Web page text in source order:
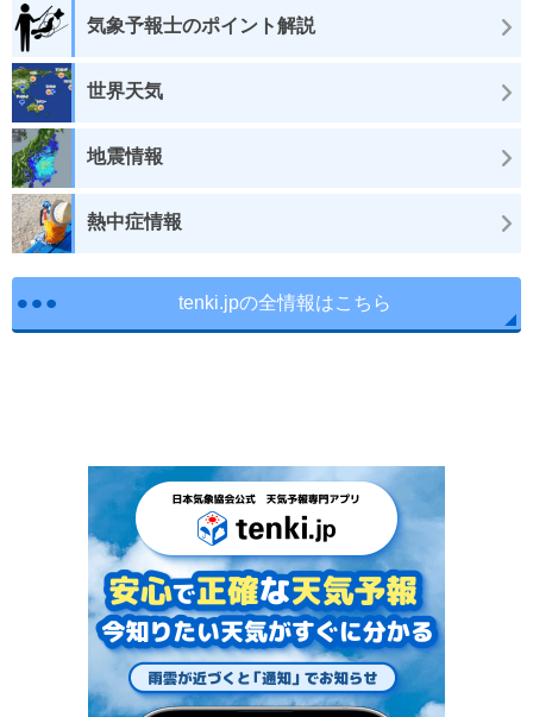
気象予報士のポイント解説
世界天気
地震情報
熱中症情報
tenki.jpの全情報はこちら